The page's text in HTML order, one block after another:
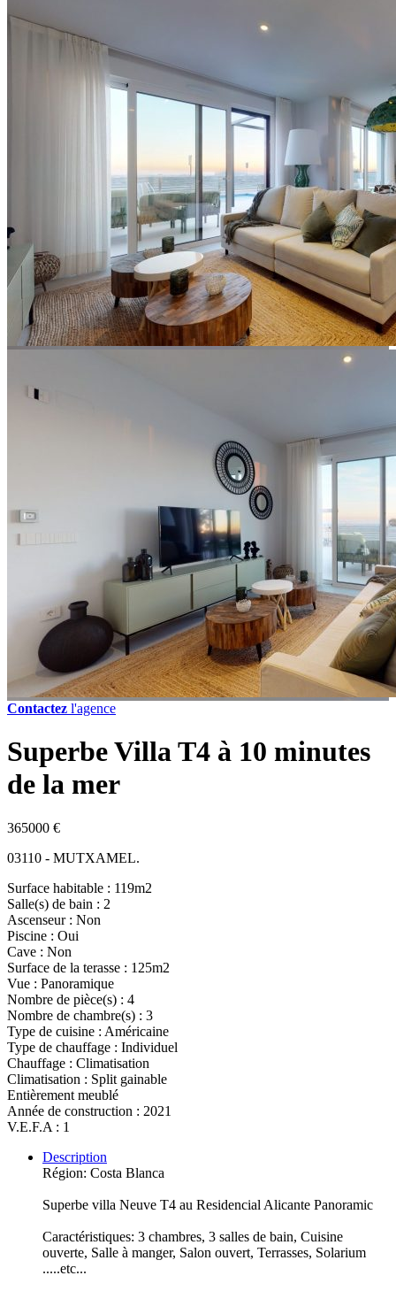
Contactez l'agence
Superbe Villa T4 à 10 minutes
de la mer
365000 €
03110 - MUTXAMEL.
Surface habitable : 119m2
Salle(s) de bain : 2
Ascenseur : Non
Piscine : Oui
Cave : Non
Surface de la terasse : 125m2
Vue : Panoramique
Nombre de pièce(s) : 4
Nombre de chambre(s) : 3
Type de cuisine : Américaine
Type de chauffage : Individuel
Chauffage : Climatisation
Climatisation : Split gainable
Entièrement meublé
Année de construction : 2021
V.E.F.A : 1
Description
Région: Costa Blanca
Superbe villa Neuve T4 au Residencial Alicante Panoramic
Caractéristiques: 3 chambres, 3 salles de bain, Cuisine
ouverte, Salle à manger, Salon ouvert, Terrasses, Solarium
.....etc...